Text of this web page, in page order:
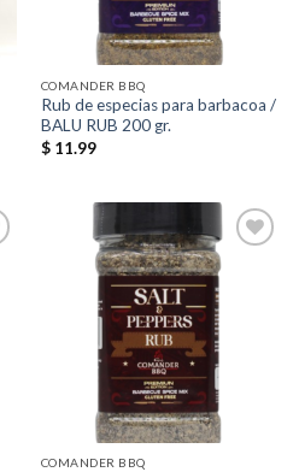
COMANDER BBQ
Rub de especias para barbacoa /
BALU RUB 200 gr.
$11.99
COMANDER BBQ